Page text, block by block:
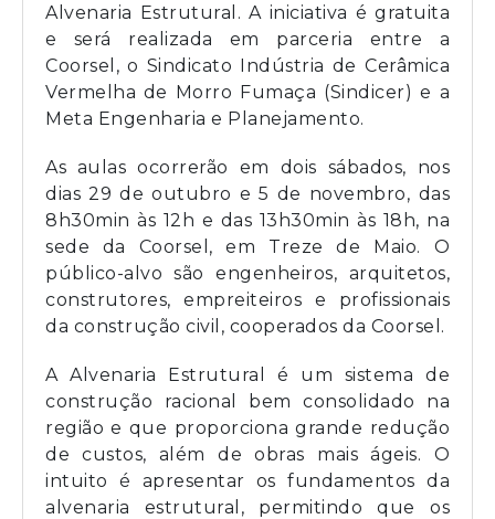
Alvenaria Estrutural. A iniciativa é gratuita
e será realizada em parceria entre a
Coorsel, o Sindicato Indústria de Cerâmica
Vermelha de Morro Fumaça (Sindicer) e a
Meta Engenharia e Planejamento.
As aulas ocorrerão em dois sábados, nos
dias 29 de outubro e 5 de novembro, das
8h30min às 12h e das 13h30min às 18h, na
sede da Coorsel, em Treze de Maio. O
público-alvo são engenheiros, arquitetos,
construtores, empreiteiros e profissionais
da construção civil, cooperados da Coorsel.
A Alvenaria Estrutural é um sistema de
construção racional bem consolidado na
região e que proporciona grande redução
de custos, além de obras mais ágeis. O
intuito é apresentar os fundamentos da
alvenaria estrutural, permitindo que os